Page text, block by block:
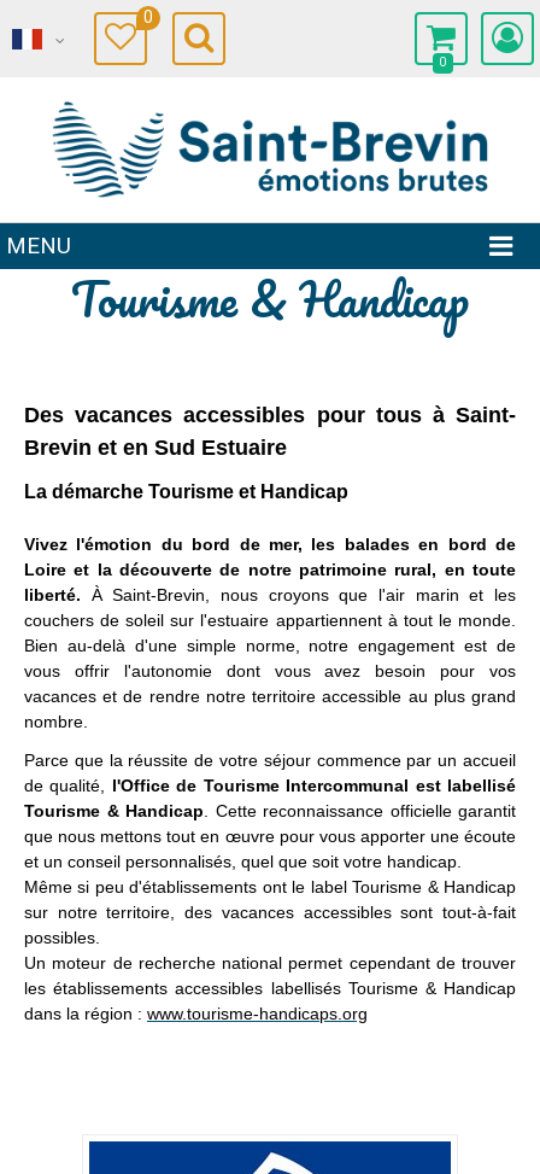
0
0
MENU
Tourisme & Handicap
Des vacances accessibles pour tous à Saint-
Brevin et en Sud Estuaire
La démarche Tourisme et Handicap
Vivez l'émotion du bord de mer, les balades en bord de
Loire et la découverte de notre patrimoine rural, en toute
liberté.
À Saint-Brevin, nous croyons que l'air marin et les
couchers de soleil sur l'estuaire appartiennent à tout le monde.
Bien au-delà d'une simple norme, notre engagement est de
vous offrir l'autonomie dont vous avez besoin pour vos
vacances et de rendre notre territoire accessible au plus grand
nombre.
Parce que la réussite de votre séjour commence par un accueil
de qualité, l'Office de Tourisme Intercommunal est labellisé
Tourisme & Handicap . Cette reconnaissance officielle garantit
que nous mettons tout en œuvre pour vous apporter une écoute
et un conseil personnalisés, quel que soit votre handicap.
Même si peu d'établissements ont le label Tourisme & Handicap
sur notre territoire, des vacances accessibles sont tout-à-fait
possibles.
Un moteur de recherche national permet cependant de trouver
les établissements accessibles labellisés Tourisme & Handicap
dans la région : www.tourisme-handicaps.org